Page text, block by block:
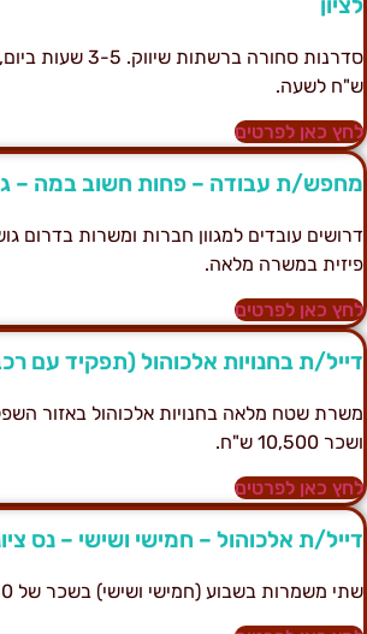
לשעה.
כאן לפרטים
ת עבודה – פחות חשוב במה –
עובדים למגוון חברות ומשרות בדרום
במשרה מלאה.
כאן לפרטים
ת בחנויות אלכוהול (תפקיד עם
שטח מלאה בחנויות אלכוהול באזור
10,500 ש"ח.
כאן לפרטים
ת אלכוהול – חמישי ושישי – נס
משמרות בשבוע (חמישי ושישי) בשכר של 40-50 ש״ח לשעה.